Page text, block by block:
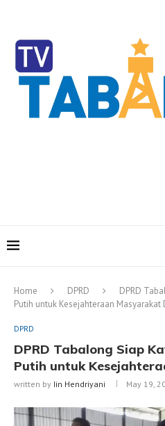
Home DPRD
DPRD
Putih untuk Kesejahteraan Masyarakat
DPRD
DPRD Tabalong Siap
Putih untuk
written by Iin Hendriyani May 19,